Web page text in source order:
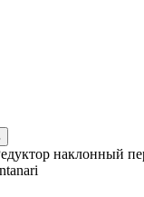
наклонный